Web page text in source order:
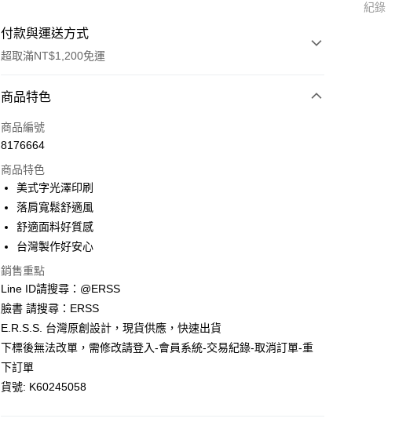
付款與運送方式
超取滿NT$1,200免運
付款方式
信用卡一次付款
LINE Pay
Apple Pay
街口支付
悠遊付
相關說明
【關於「AFTEE先享後付」】
AFTEE先享後付是「在收到商品之後才付款」的支付方式。 讓您購物簡單
便利好安心！
１．簡單：不需註冊會員、不需綁卡、不需儲值。
２．便利：只要手機號碼，簡訊認證，即可結帳。
ATM付款
運送方式
商品特色
商品編號
8176664
商品特色
美式字光澤印刷
落肩寬鬆舒適風
舒適面料好質感
台灣製作好安心
銷售重點
Line ID請搜尋：@ERSS
臉書 請搜尋：ERSS
E.R.S.S. 台灣原創設計，現貨供應，快速出貨
下標後無法改單，需修改請登入-會員系統-交易紀錄-取消訂單-重
下訂單
貨號: K60245058
紀錄